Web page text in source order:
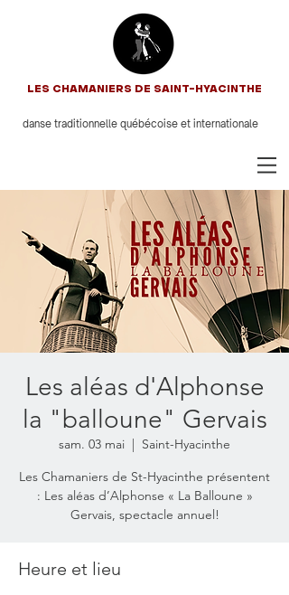
danse traditionnelle québécoise et internationale
LES CHAMANIERS DE SAINT-HYACINTHE
Les aléas d'Alphonse
la "balloune" Gervais
sam. 03 mai
  |
Saint-Hyacinthe
Les Chamaniers de St-Hyacinthe présentent
: Les aléas d’Alphonse « La Balloune »
Gervais, spectacle annuel!
Heure et lieu